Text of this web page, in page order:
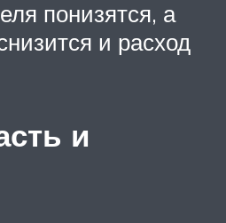
понизятся, а
и расход
и